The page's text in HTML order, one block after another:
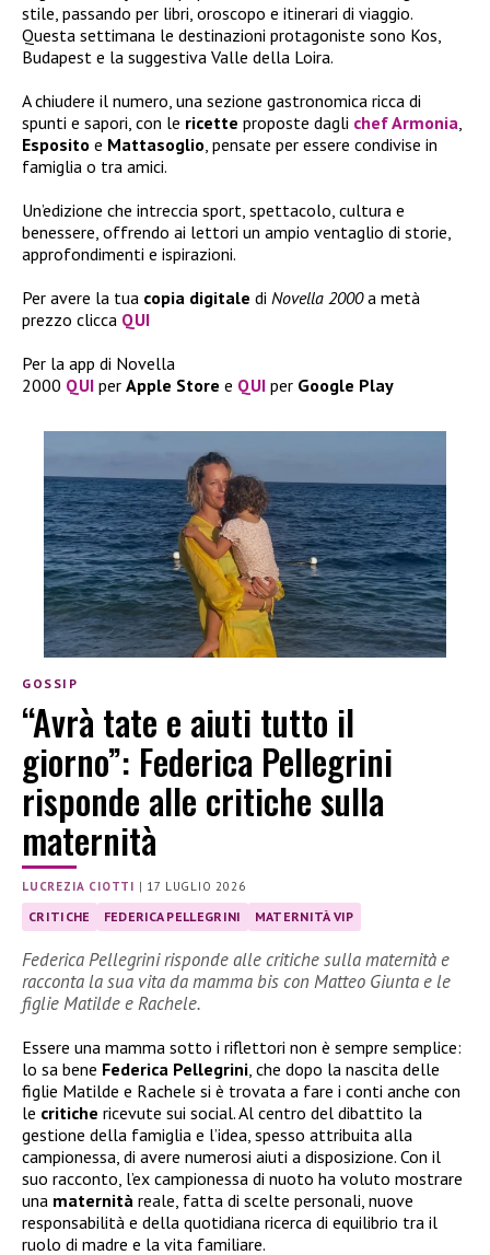
stile, passando per libri, oroscopo e itinerari di viaggio.
Questa settimana le destinazioni protagoniste sono Kos,
Budapest e la suggestiva Valle della Loira.
A chiudere il numero, una sezione gastronomica ricca di
spunti e sapori, con le ricette proposte dagli chef Armonia,
Esposito e Mattasoglio, pensate per essere condivise in
famiglia o tra amici.
Un’edizione che intreccia sport, spettacolo, cultura e
benessere, offrendo ai lettori un ampio ventaglio di storie,
approfondimenti e ispirazioni.
Per avere la tua copia digitale di Novella 2000a metà
prezzo clicca QUI
Per la app di Novella
2000 QUI per Apple Store e QUI per Google Play
GOSSIP
“Avrà tate e aiuti tutto il
giorno”: Federica Pellegrini
risponde alle critiche sulla
maternità
LUCREZIA CIOTTI | 17 LUGLIO 2026
CRITICHE FEDERICA PELLEGRINI MATERNITÀ VIP
Federica Pellegrini risponde alle critiche sulla maternità e
racconta la sua vita da mamma bis con Matteo Giunta e le
figlie Matilde e Rachele.
Essere una mamma sotto i riflettori non è sempre semplice:
lo sa bene Federica Pellegrini, che dopo la nascita delle
figlie Matilde e Rachele si è trovata a fare i conti anche con
le critiche ricevute sui social. Al centro del dibattito la
gestione della famiglia e l’idea, spesso attribuita alla
campionessa, di avere numerosi aiuti a disposizione. Con il
suo racconto, l’ex campionessa di nuoto ha voluto mostrare
una maternità reale, fatta di scelte personali, nuove
responsabilità e della quotidiana ricerca di equilibrio tra il
ruolo di madre e la vita familiare.